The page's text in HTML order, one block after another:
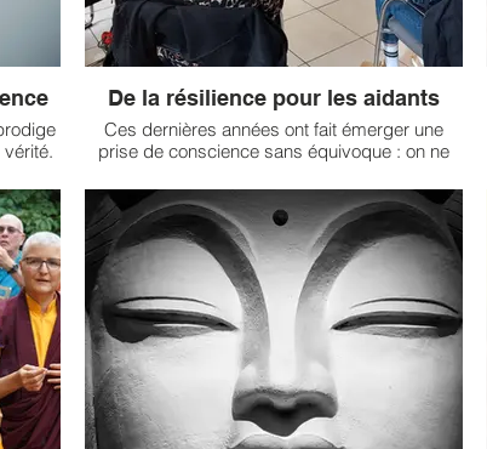
sans
en
lien
qui la
qui
De la résilience pour les aidants
Ces dernières années ont fait émerger une
prise de conscience sans équivoque : on ne
et de nos aidants. Ceux qui se sont engagés à
prendre soin des autres sont très vulnérables à
l’épuisement émotionnel et les professions
qu’ils ont embrassées enregistrent des taux de
burn out record.
Depuis 2021, Karuna-Shechen[1] s’est investie
dans la mise en place d’un programme en
France à destination des aidants et des
soignants [...]
Article intégral paru dans Sagesses
Bouddhistes n°21.